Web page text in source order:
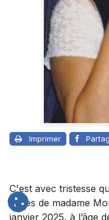
Imprimer
C'est avec tristesse
décès de madame
janvier 2025, à l’âge